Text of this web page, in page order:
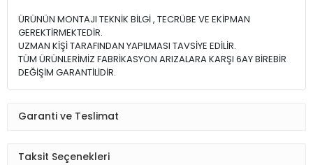
ÜRÜNÜN MONTAJI TEKNİK BİLGİ , TECRÜBE VE EKİPMAN
GEREKTİRMEKTEDİR.
UZMAN KİŞİ TARAFINDAN YAPILMASI TAVSİYE EDİLİR.
TÜM ÜRÜNLERİMİZ FABRİKASYON ARIZALARA KARŞI 6AY BİREBİR
DEĞİŞİM GARANTİLİDİR.
Garanti ve Teslimat
Taksit Seçenekleri